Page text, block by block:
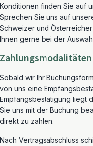
Konditionen finden Sie auf
Sprechen Sie uns auf
Schweizer und
Ihnen gerne bei der
Zahlungsmodalitäten
Sobald wir Ihr
von uns eine
Empfangsbestätigung liegt
Sie uns mit der Buchung
direkt zu zahlen.
Nach Vertragsabschluss